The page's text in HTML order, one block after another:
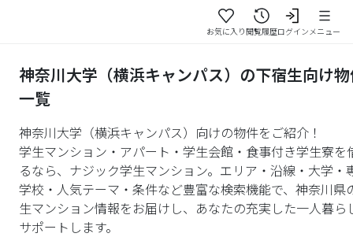
お気に入り閲覧履歴ログインメニュー
神奈川大学（横浜キャンパス）の下宿生向け
一覧
神奈川大学（横浜キャンパス）向けの物件をご紹介！
学生マンション・アパート・学生会館・食事付き学生寮を
るなら、ナジック学生マンション。エリア・沿線・大学・
学校・人気テーマ・条件など豊富な検索機能で、神奈川県
生マンション情報をお届けし、あなたの充実した一人暮ら
サポートします。